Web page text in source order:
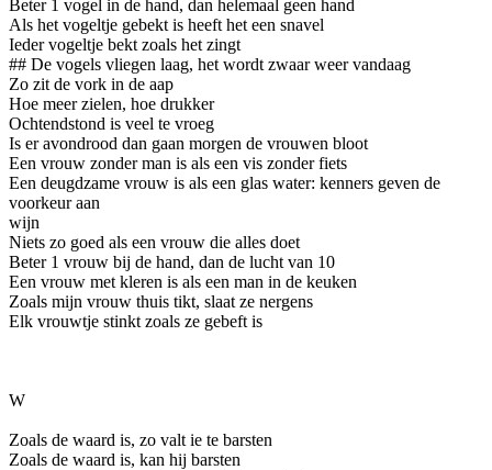
Beter 1 vogel in de hand, dan helemaal geen hand
Als het vogeltje gebekt is heeft het een snavel
Ieder vogeltje bekt zoals het zingt
## De vogels vliegen laag, het wordt zwaar weer vandaag
Zo zit de vork in de aap
Hoe meer zielen, hoe drukker
Ochtendstond is veel te vroeg
Is er avondrood dan gaan morgen de vrouwen bloot
Een vrouw zonder man is als een vis zonder fiets
Een deugdzame vrouw is als een glas water: kenners geven de
voorkeur aan
wijn
Niets zo goed als een vrouw die alles doet
Beter 1 vrouw bij de hand, dan de lucht van 10
Een vrouw met kleren is als een man in de keuken
Zoals mijn vrouw thuis tikt, slaat ze nergens
Elk vrouwtje stinkt zoals ze gebeft is
W
Zoals de waard is, zo valt ie te barsten
Zoals de waard is, kan hij barsten